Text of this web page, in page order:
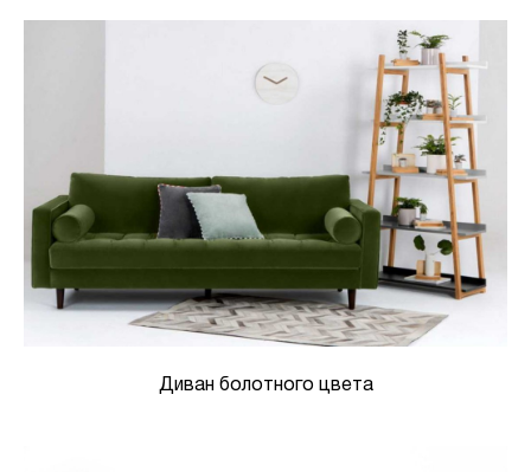
Диван болотного цвета